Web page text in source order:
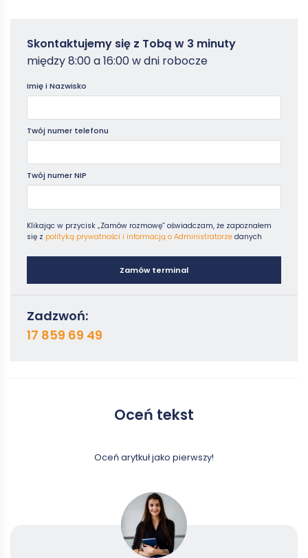
Zamowterminal
Poradniki
Skontaktujemy się z Tobą w 3 minuty
między 8:00 a 16:00 w dni robocze
Imię i Nazwisko
Twój numer telefonu
Twój numer NIP
Klikając w przycisk „Zamów rozmowę” oświadczam, że zapoznałem
się z polityką prywatności i informacją o Administratorze danych
Zamów terminal
Zadzwoń:
17 859 69 49
Oceń tekst
Oceń arytkuł jako pierwszy!